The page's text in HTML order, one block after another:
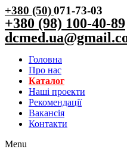
+380 (50)071-73-03
+380 (98) 100-40-89
Головна
Про нас
Каталог
Нашi проекти
Рекомендації
Вакансiя
Контакти
Menu